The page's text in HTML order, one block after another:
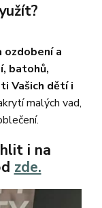
ozdobení a
batohů,
Vašich dětí i
malých vad,
i na
zde.